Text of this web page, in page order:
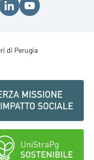
di Perugia